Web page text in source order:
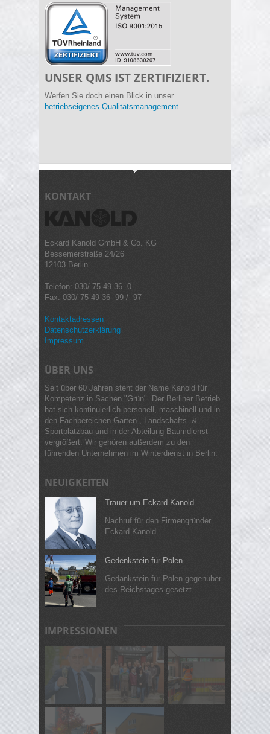
UNSER QMS IST ZERTIFIZIERT.
Werfen Sie doch einen Blick in unser
betriebseigenes Qualitätsmanagement.
KONTAKT
Eckard Kanold GmbH & Co. KG
Bessemerstraße 24/26
12103 Berlin
Telefon: 030/ 75 49 36 -0
Fax: 030/ 75 49 36 -99 / -97
Kontaktadressen
Datenschutzerklärung
Impressum
ÜBER UNS
Seit über 60 Jahren steht der Name Kanold für
Kompetenz in Sachen "Grün". Der Berliner Betrieb
hat sich kontinuierlich personell, maschinell und in
den Fachbereichen Garten-, Landschafts- &
Sportplatzbau und in der Abteilung Baumdienst
vergrößert. Wir gehören außerdem zu den
führenden Unternehmen im Winterdienst in Berlin.
NEUIGKEITEN
Trauer um Eckard Kanold
Nachruf für den Firmengründer
Eckard Kanold
Gedenkstein für Polen
Gedankstein für Polen gegenüber
des Reichstages gesetzt
IMPRESSIONEN